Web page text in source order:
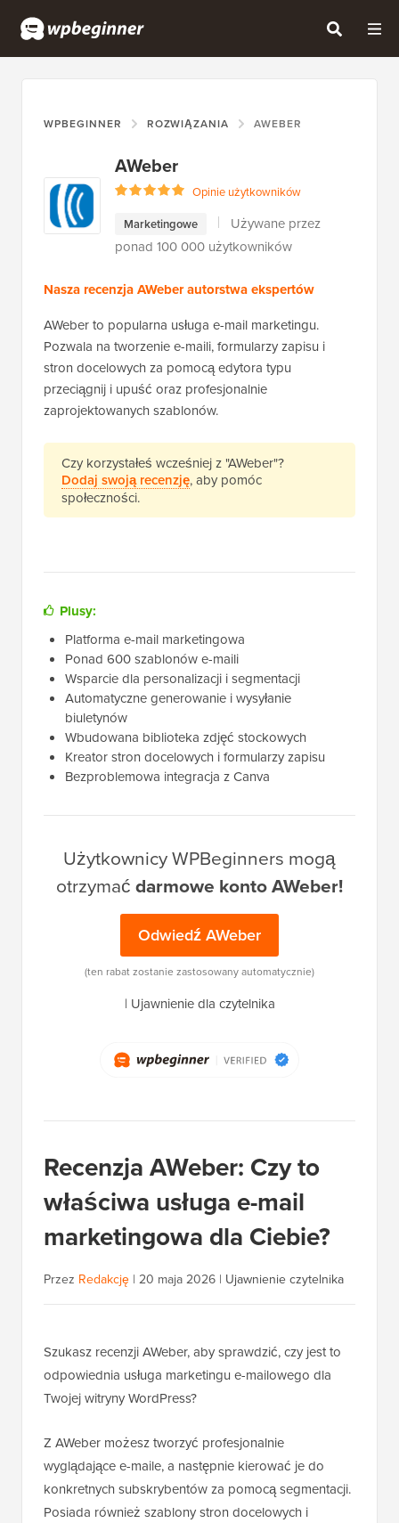
WPBEGINNER ROZWIĄZANIA AWEBER
AWeber
Opinie użytkowników
Marketingowe
Używane przez
ponad 100 000 użytkowników
Nasza recenzja AWeber autorstwa ekspertów
AWeber to popularna usługa e-mail marketingu.
Pozwala na tworzenie e-maili, formularzy zapisu i
stron docelowych za pomocą edytora typu
przeciągnij i upuść oraz profesjonalnie
zaprojektowanych szablonów.
Czy korzystałeś wcześniej z "AWeber"?
Dodaj swoją recenzję, aby pomóc
społeczności.
Plusy:
Platforma e-mail marketingowa
Ponad 600 szablonów e-maili
Wsparcie dla personalizacji i segmentacji
Automatyczne generowanie i wysyłanie
biuletynów
Wbudowana biblioteka zdjęć stockowych
Kreator stron docelowych i formularzy zapisu
Bezproblemowa integracja z Canva
Użytkownicy WPBeginners mogą
otrzymać darmowe konto AWeber!
Odwiedź AWeber
(ten rabat zostanie zastosowany automatycznie)
| Ujawnienie dla czytelnika
Recenzja AWeber: Czy to
właściwa usługa e-mail
marketingowa dla Ciebie?
Przez Redakcję | 20 maja 2026 | Ujawnienie czytelnika
Szukasz recenzji AWeber, aby sprawdzić, czy jest to
odpowiednia usługa marketingu e-mailowego dla
Twojej witryny WordPress?
Z AWeber możesz tworzyć profesjonalnie
wyglądające e-maile, a następnie kierować je do
konkretnych subskrybentów za pomocą segmentacji.
Posiada również szablony stron docelowych i